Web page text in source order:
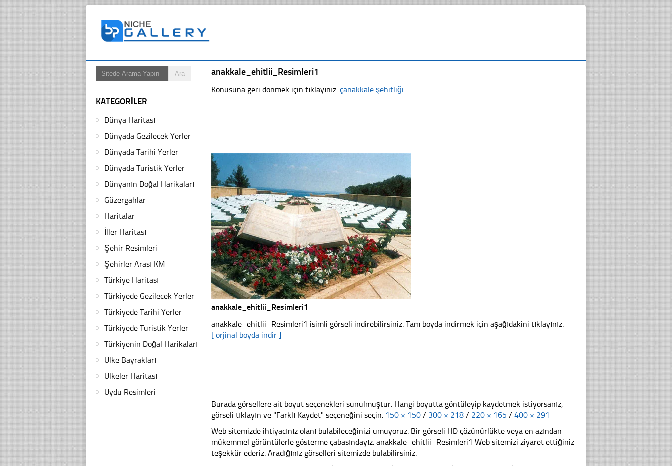
anakkale_ehitlii_Resimleri1
Konusuna geri dönmek için tıklayınız.çanakkale şehitliği
anakkale_ehitlii_Resimleri1
anakkale_ehitlii_Resimleri1 isimli görseli indirebilirsiniz. Tam boyda indirmek için aşağıdakini tıklayınız.
[ orjinal boyda indir ]
Burada görsellere ait boyut seçenekleri sunulmuştur. Hangi boyutta göntüleyip kaydetmek istiyorsanız,
görseli tıklayın ve "Farklı Kaydet" seçeneğini seçin. 150 × 150 / 300 × 218 / 220 × 165 / 400 × 291
Web sitemizde ihtiyacınız olanı bulabileceğinizi umuyoruz. Bir görseli HD çözünürlükte veya en azından
mükemmel görüntülerle gösterme çabasındayız. anakkale_ehitlii_Resimleri1 Web sitemizi ziyaret ettiğiniz
teşekkür ederiz. Aradığınız görselleri sitemizde bulabilirsiniz.
KATEGORILER
Dünya Haritası
Dünyada Gezilecek Yerler
Dünyada Tarihi Yerler
Dünyada Turistik Yerler
Dünyanın Doğal Harikaları
Güzergahlar
Haritalar
İller Haritası
Şehir Resimleri
Şehirler Arası KM
Türkiye Haritası
Türkiyede Gezilecek Yerler
Türkiyede Tarihi Yerler
Türkiyede Turistik Yerler
Türkiyenin Doğal Harikaları
Ülke Bayrakları
Ülkeler Haritası
Uydu Resimleri